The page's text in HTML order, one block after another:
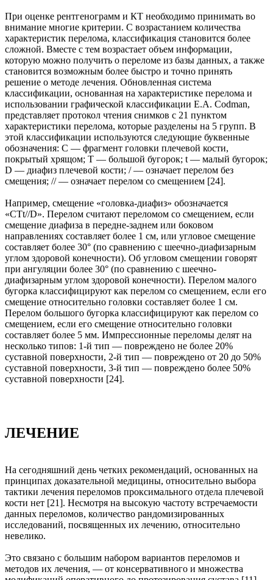
При оценке рентгенограмм и КТ необходимо принимать во
внимание многие критерии. С возрастанием количества
характеристик перелома, классификация становится более
сложной. Вместе с тем возрастает объем информации,
которую можно получить о переломе из базы данных, а также
становится возможным более быстро и точно принять
решение о методе лечения. Обновленная система
классификации, основанная на характеристике перелома и
использовании графической классификации E.A. Codman,
представляет протокол чтения снимков с 21 пунктом
характеристики перелома, которые разделены на 5 групп. В
этой классификации используются следующие буквенные
обозначения: C — фрагмент головки плечевой кости,
покрытый хрящом; T — большой бугорок; t — малый бугорок;
D — диафиз плечевой кости; / — означает перелом без
смещения; // — означает перелом со смещением [24].
Например, смещение «головка-диафиз» обозначается
«CTt//D». Перелом считают переломом со смещением, если
смещение диафиза в передне-заднем или боковом
направлениях составляет более 1 см, или угловое смещение
составляет более 30° (по сравнению с шеечно-диафизарным
углом здоровой конечности). Об угловом смещении говорят
при ангуляции более 30° (по сравнению с шеечно-
диафизарным углом здоровой конечности). Перелом малого
бугорка классифицируют как перелом со смещением, если его
смещение относительно головки составляет более 1 см.
Перелом большого бугорка классифицируют как перелом со
смещением, если его смещение относительно головки
составляет более 5 мм. Импрессионные переломы делят на
несколько типов: 1-й тип — повреждено не более 20%
суставной поверхности, 2-й тип — повреждено от 20 до 50%
суставной поверхности, 3-й тип — повреждено более 50%
суставной поверхности [24].
ЛЕЧЕНИЕ
На сегодняшний день четких рекомендаций, основанных на
принципах доказательной медицины, относительно выбора
тактики лечения переломов проксимального отдела плечевой
кости нет [21]. Несмотря на высокую частоту встречаемости
данных переломов, количество рандомизированных
исследований, посвященных их лечению, относительно
невелико.
Это связано с большим набором вариантов переломов и
методов их лечения, — от консервативного и множества